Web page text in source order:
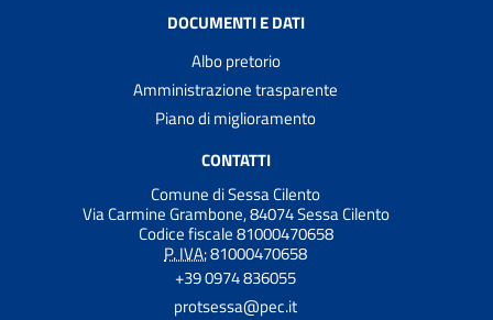
DOCUMENTI E DATI
Albo pretorio
Amministrazione trasparente
Piano di miglioramento
CONTATTI
Comune di Sessa Cilento
Via Carmine Grambone, 84074 Sessa Cilento
Codice fiscale 81000470658
P. IVA:81000470658
+39 0974 836055
protsessa@pec.it